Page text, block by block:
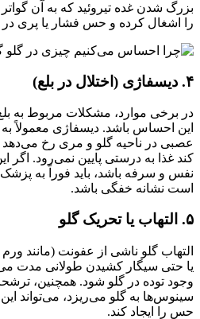
بزرگ شدن غده تیروئید که به آن
را اشغال کرده و حس فشار یا پری در
۴. دیسفاژی (اختلال در بلع)
در برخی موارد، مشکلات مربوط به
این احساس باشد. دیسفاژی معمولاً به
عصبی در ناحیه گلو و مری رخ
کند غذا به درستی پایین نمی‌رود. اگر
نفس و سرفه باشد، باید فوراً به
است نشانه خفگی باشد.
۵. التهاب یا تحریک گلو
التهاب گلو ناشی از عفونت (مانند
یا حتی سیگار کشیدن طولانی مدت
وجود توده در گلو شود. همچنین،
سینوس‌ها به گلو می‌ریزد، می‌تواند
حس را ایجاد کند.